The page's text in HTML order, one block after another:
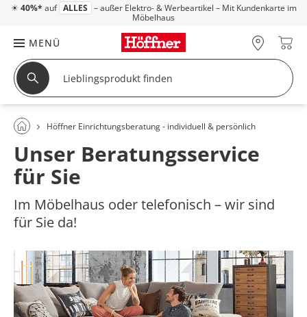
☀ 40%* auf ALLES – außer Elektro- & Werbeartikel – Mit Kundenkarte im
Möbelhaus
MENÜ
Höffner Einrichtungsberatung - individuell & persönlich
Unser Beratungsservice
für Sie
Im Möbelhaus oder telefonisch – wir sind
für Sie da!